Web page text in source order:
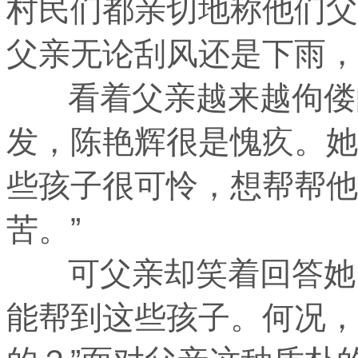
村民们都亲切地称他们
父亲无论刮风还是下雨
看着父亲越来越佝偻
发，陈艳辉很是愧疚。
些孩子很可怜，想帮帮
苦。”
可父亲却笑着回答她
能帮到这些孩子。何况